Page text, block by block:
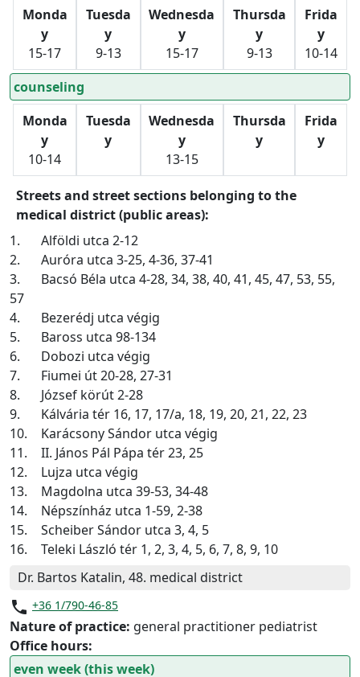
Monda
y
15-17
Tuesda
y
9-13
Wednesda
y
15-17
Thursda
y
9-13
Frida
y
10-14
counseling
Monda
y
10-14
Tuesda
y
Wednesda
y
13-15
Thursda
y
Frida
y
Streets and street sections belonging to the
medical district (public areas):
1.
Alföldi utca 2-12
2.
Auróra utca 3-25, 4-36, 37-41
3.
Bacsó Béla utca 4-28, 34, 38, 40, 41, 45, 47, 53, 55,
57
4.
Bezerédj utca végig
5.
Baross utca 98-134
6.
Dobozi utca végig
7.
Fiumei út 20-28, 27-31
8.
József körút 2-28
9.
Kálvária tér 16, 17, 17/a, 18, 19, 20, 21, 22, 23
10.
Karácsony Sándor utca végig
11.
II. János Pál Pápa tér 23, 25
12.
Lujza utca végig
13.
Magdolna utca 39-53, 34-48
14.
Népszínház utca 1-59, 2-38
15.
Scheiber Sándor utca 3, 4, 5
16.
Teleki László tér 1, 2, 3, 4, 5, 6, 7, 8, 9, 10
Dr. Bartos Katalin, 48. medical district
phone +36 1/790-46-85
Nature of practice: general practitioner pediatrist
Office hours:
even week (this week)